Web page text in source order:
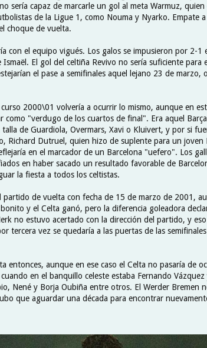
sería capaz de marcarle un gol al meta Warmuz, quien
de la Ligue 1, como Nouma y Nyarko. Empate a
choque de vuelta.
con el equipo vigués. Los galos se impusieron por 2-1
El gol del celtiña Revivo no sería suficiente para
el pase a semifinales aquel lejano 23 de marzo,
2000\01 volvería a ocurrir lo mismo, aunque en
como "verdugo de los cuartos de final". Era aquel
de Guardiola, Overmars, Xavi o Kluivert, y por si
Richard Dutruel, quien hizo de suplente para un joven
en el marcador de un Barcelona "uefero". Los
en haber sacado un resultado favorable de
la fiesta a todos los celtistas.
partido de vuelta con fecha de 15 de marzo de 2001,
y el Celta ganó, pero la diferencia goleadora
no estuvo acertado con la dirección del partido, y
tercera vez se quedaría a las puertas de las
entonces, aunque en ese caso el Celta no pasaría de
en el banquillo celeste estaba Fernando Vázquez
Nené y Borja Oubiña entre otros. El Werder Bremen
que aguardar una década para encontrar